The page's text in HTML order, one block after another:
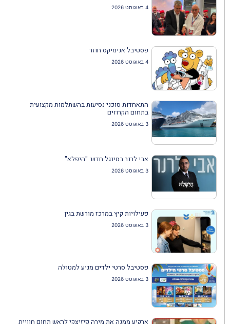
4 באוגוסט 2026
פסטיבל אנימיקס חוזר
4 באוגוסט 2026
התאחדות סוכני נסיעות בהשתלמות מקצועית
בתחום הקרוזים
3 באוגוסט 2026
אבי לרנר בסינגל חדש: "היפלא"
3 באוגוסט 2026
פעילויות קיץ במרכז מורשת בגין
3 באוגוסט 2026
פסטיבל סרטי ילדים מגיע למטולה
3 באוגוסט 2026
ארקיע ממנה את מירה פיזיצקי לראש תחום חוויית